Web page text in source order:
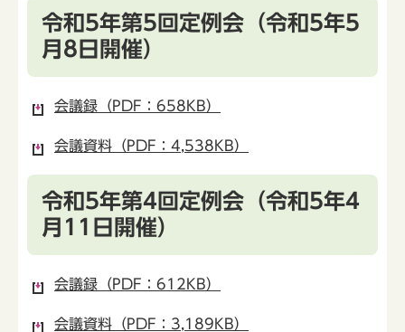
令和5年第5回定例会（令和5年5
月8日開催）
会議録（PDF：658KB）
会議資料（PDF：4,538KB）
令和5年第4回定例会（令和5年4
月11日開催）
会議録（PDF：612KB）
会議資料（PDF：3,189KB）